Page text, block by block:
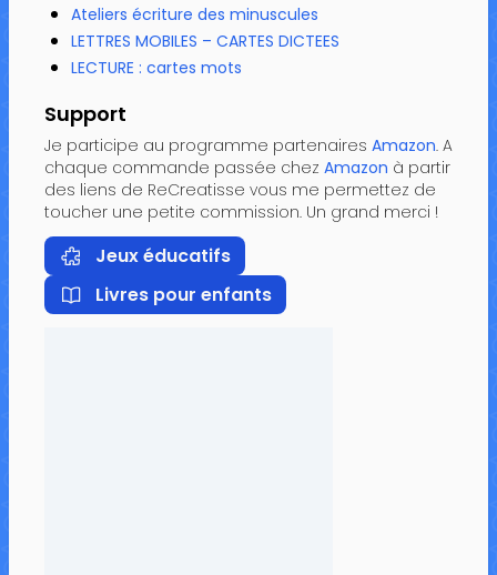
Ateliers écriture des minuscules
LETTRES MOBILES – CARTES DICTEES
LECTURE : cartes mots
Support
Je participe au programme partenaires Amazon. A
chaque commande passée chez Amazon à partir
des liens de ReCreatisse vous me permettez de
toucher une petite commission. Un grand merci !
Jeux éducatifs
Livres pour enfants